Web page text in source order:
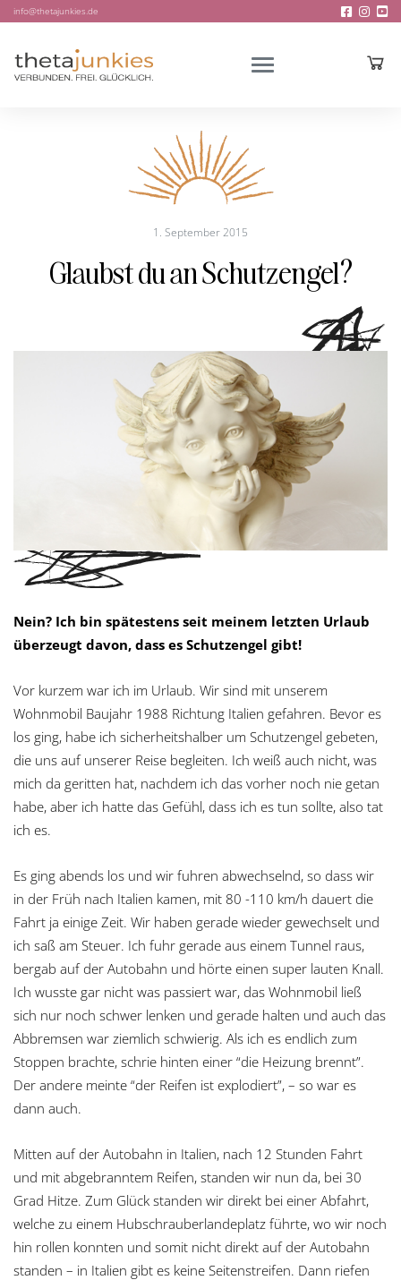
info@thetajunkies.de
1. September 2015
Glaubst du an Schutzengel?
Nein? Ich bin spätestens seit meinem letzten Urlaub
überzeugt davon, dass es Schutzengel gibt!
Vor kurzem war ich im Urlaub. Wir sind mit unserem
Wohnmobil Baujahr 1988 Richtung Italien gefahren. Bevor es
los ging, habe ich sicherheitshalber um Schutzengel gebeten,
die uns auf unserer Reise begleiten. Ich weiß auch nicht, was
mich da geritten hat, nachdem ich das vorher noch nie getan
habe, aber ich hatte das Gefühl, dass ich es tun sollte, also tat
ich es.
Es ging abends los und wir fuhren abwechselnd, so dass wir
in der Früh nach Italien kamen, mit 80 -110 km/h dauert die
Fahrt ja einige Zeit. Wir haben gerade wieder gewechselt und
ich saß am Steuer. Ich fuhr gerade aus einem Tunnel raus,
bergab auf der Autobahn und hörte einen super lauten Knall.
Ich wusste gar nicht was passiert war, das Wohnmobil ließ
sich nur noch schwer lenken und gerade halten und auch das
Abbremsen war ziemlich schwierig. Als ich es endlich zum
Stoppen brachte, schrie hinten einer “die Heizung brennt”.
Der andere meinte “der Reifen ist explodiert”, – so war es
dann auch.
Mitten auf der Autobahn in Italien, nach 12 Stunden Fahrt
und mit abgebranntem Reifen, standen wir nun da, bei 30
Grad Hitze. Zum Glück standen wir direkt bei einer Abfahrt,
welche zu einem Hubschrauberlandeplatz führte, wo wir noch
hin rollen konnten und somit nicht direkt auf der Autobahn
standen – in Italien gibt es keine Seitenstreifen. Dann riefen